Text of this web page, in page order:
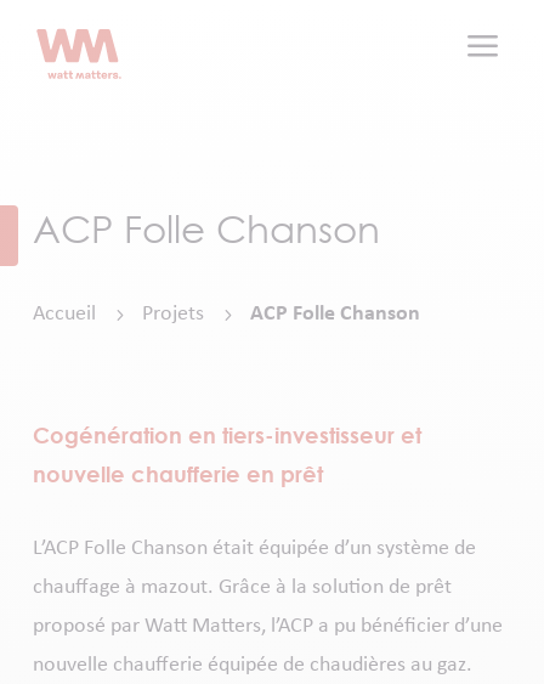
a
ACP Folle Chanson
Accueil 5 Projets 5 ACP Folle Chanson
Cogénération en tiers-investisseur et
nouvelle chaufferie en prêt
L’ACP Folle Chanson était équipée d’un système de
chauffage à mazout. Grâce à la solution de prêt
proposé par Watt Matters, l’ACP a pu bénéficier d’une
nouvelle chaufferie équipée de chaudières au gaz.